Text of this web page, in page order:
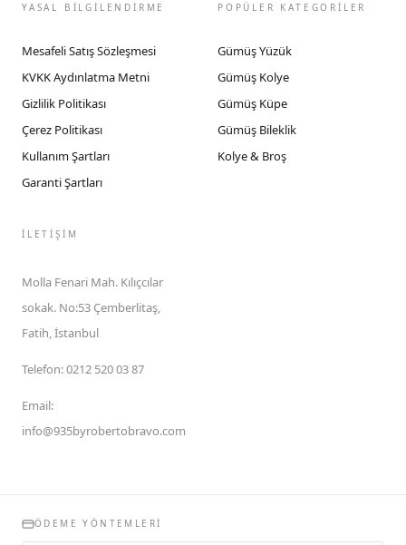
YASAL BİLGİLENDİRME
Mesafeli Satış Sözleşmesi
KVKK Aydınlatma Metni
Gizlilik Politikası
Çerez Politikası
Kullanım Şartları
Garanti Şartları
POPÜLER KATEGORİLER
Gümüş Yüzük
Gümüş Kolye
Gümüş Küpe
Gümüş Bileklik
Kolye & Broş
İLETIŞIM
Molla Fenari Mah. Kılıçcılar
sokak. No:53 Çemberlitaş,
Fatih, İstanbul
Telefon:0212 520 03 87
Email:
info@935byrobertobravo.com
ÖDEME YÖNTEMLERI